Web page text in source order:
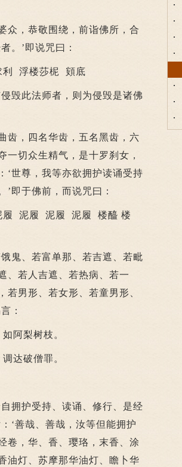
，恭敬围绕，前诣佛所，合
。’即说咒曰：
浮楼莎柅 頞底
毁此法师者，则为侵毁是诸佛
，四名华齿，五名黑齿，六
切众生精气，是十罗刹女，
‘世尊，我等亦欲拥护读诵受持
即于佛前，而说咒曰：
泥履 泥履 泥履 楼醯 楼
鬼、若富单那、若吉遮、若毗
、若人吉遮、若热病、若一
若男形、若女形、若童男形、
：
梨树枝。
破僧罪。
拥护受持、读诵、修行、是经
‘善哉、善哉，汝等但能拥护
卷，华、香、璎珞，末香、涂
油灯、苏摩那华油灯、瞻卜华